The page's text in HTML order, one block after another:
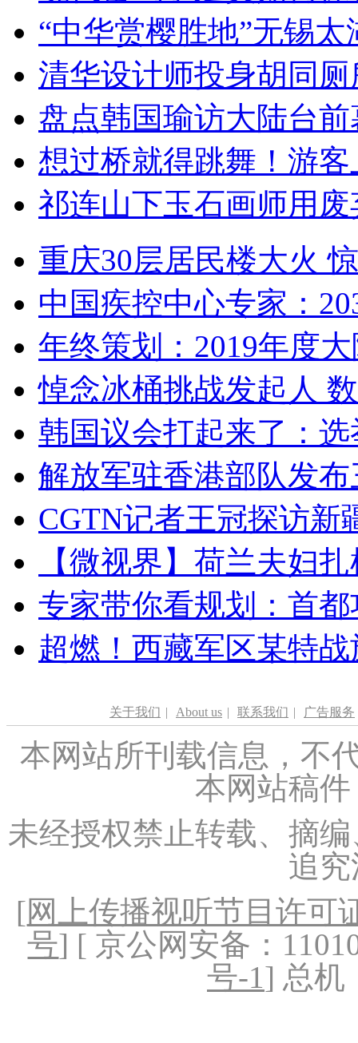
“中华赏樱胜地”无锡
清华设计师投身胡同
盘点韩国瑜访大陆台
想过桥就得跳舞！游客
祁连山下玉石画师用
重庆30层居民楼大火
中国疾控中心专家：
年终策划：2019年度
悼念冰桶挑战发起人
韩国议会打起来了：
解放军驻香港部队发
CGTN记者王冠探访新
【微视界】荷兰夫妇
专家带你看规划：首
超燃！西藏军区某特
关于我们 | About us | 联系我们 | 广告服务
本网站所刊载信息，不
本网站稿
未经授权禁止转载、摘
追
[网上传播视听节目许可
号] [ 京公网安备：
号-1] 总机